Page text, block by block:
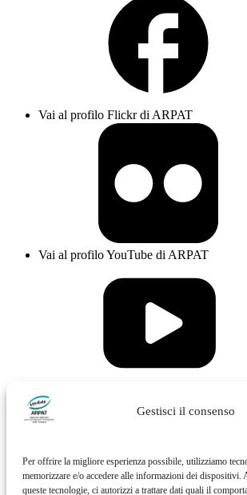
Gestisci il consenso
Per offrire la migliore esperienza possibile, utilizziamo
memorizzare e/o accedere alle informazioni dei dispositivi.
queste tecnologie, ci autorizzi a trattare dati quali il
Vai al profilo Flickr di ARPAT
Vai al profilo YouTube di ARPAT
Vai al profilo Issuu di ARPAT